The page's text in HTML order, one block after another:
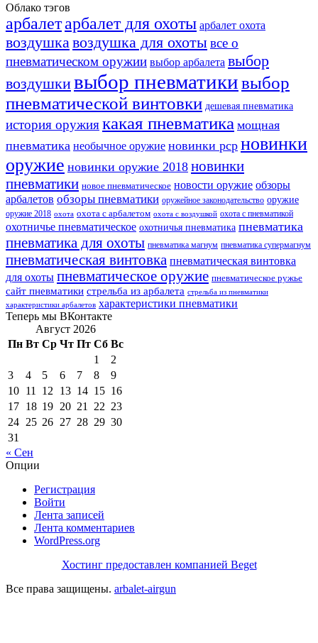
Облако тэгов
арбалетарбалет для охоты арбалет охота
воздушка воздушка для охотывсе о
пневматическом оружии выбор арбалета выбор
воздушкивыбор пневматикивыбор
пневматической винтовки дешевая пневматика
история оружиякакая пневматика мощная
пневматика необычное оружие новинки pcp новинки
оружие новинки оружие 2018 новинки
пневматики новое пневматическое новости оружие обзоры
арбалетов обзоры пневматики оружейное законодательство оружие
оружие 2018 охота охота с арбалетом охота с воздушкой охота с пневматикой
охотничье пневматическое охотничья пневматика пневматика
пневматика для охоты пневматика магнум пневматика супермагнум
пневматическая винтовка пневматическая винтовка
для охоты пневматическое оружие пневматическое ружье
сайт пневматики стрельба из арбалета стрельба из пневматики
характеристики арбалетов характеристики пневматики
Теперь мы ВКонтакте
Август 2026
Пн Вт Ср Чт Пт Сб Вс
1
2
3
4 5 6 7 8
9
10 11 12 13 14 15 16
17 18 19 20 21 22 23
24 25 26 27 28 29 30
31
« Сен
Опции
Регистрация
Войти
Лента записей
Лента комментариев
WordPress.org
Хостинг предоставлен компанией Beget
Все права защищены. arbalet-airgun